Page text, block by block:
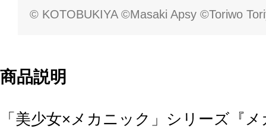
© KOTOBUKIYA ©Masaki Apsy ©Toriwo
商品説明
「美少女×メカニック」シリーズ『